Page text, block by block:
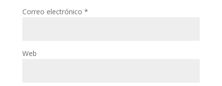
Correo electrónico *
Web